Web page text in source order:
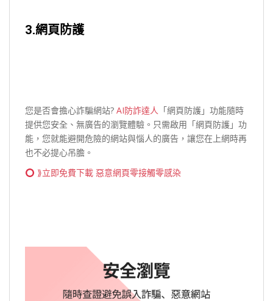
3.網頁防護
您是否會擔心詐騙網站? AI防詐達人 「網頁防護」功能隨時
提供您安全、無廣告的瀏覽體驗。只需啟用「網頁防護」功
能，您就能避開危險的網站與惱人的廣告，讓您在上網時再
也不必提心吊膽。
⟫立即免費下載 惡意網頁零接觸零感染